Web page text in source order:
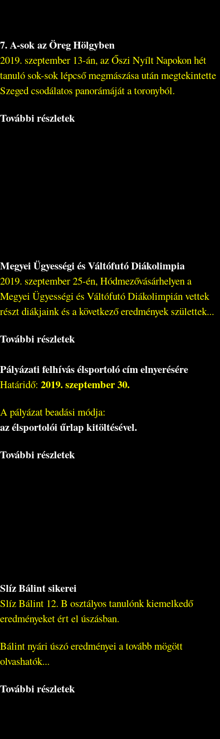
7. A-sok az Öreg Hölgyben
2019. szeptember 13-án, az Őszi Nyílt Napokon hét
tanuló sok-sok lépcső megmászása után megtekintette
Szeged csodálatos panorámáját a toronyból.
További részletek
Megyei Ügyességi és Váltófutó Diákolimpia
2019. szeptember 25-én, Hódmezővásárhelyen a
Megyei Ügyességi és Váltófutó Diákolimpián vettek
részt diákjaink és a következő eredmények születtek...
További részletek
Pályázati felhívás élsportoló cím elnyerésére
Határidő: 2019. szeptember 30.
A pályázat beadási módja:
az élsportolói űrlap kitöltésével.
További részletek
Slíz Bálint sikerei
Slíz Bálint 12. B osztályos tanulónk kiemelkedő
eredményeket ért el úszásban.
Bálint nyári úszó eredményei a tovább mögött
olvashatók...
További részletek